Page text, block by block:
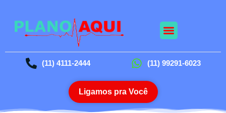
(11) 4111-2444 (11) 99291-6023
Ligamos pra Você